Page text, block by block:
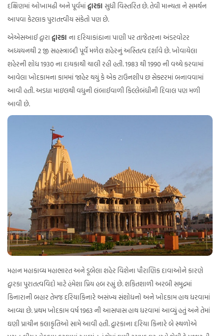
દક્ષિણમાં ઓખામઢી અને પૂર્વમાંદ્વારકા સુધી વિસ્તરિત છે. તેવી માન્યતા ને સમર્થન
આપવા કેટલાક પુરાતત્ત્વીય સંકેતો પણ છે.
એએસઆઈ દ્વારાદ્વારકા ના દરિયાકાંઠાના પાણી પર તાજેતરના અંડરવોટર
અધ્યયનથી 2 જી સહસ્ત્રાબ્દી પૂર્વે મળેલ શહેરનું અસ્તિત્વ દર્શાવે છે. ખોવાયેલા
શહેરની શોધ 1930 ના દાયકાથી ચાલી રહી હતી. 1983 થી 1990 ની વચ્ચે કરવામાં
આવેલા ખોદકામના કામમાં જાહેર થયું કે એક ટાઉનશીપ છ સેક્ટરમાં બનાવવામાં
આવી હતી. અડધા માઇલથી વધુની લંબાઈવાળી કિલ્લેબંધીની દિવાલ પણ મળી
આવી છે.
મહાન મહાકાવ્ય મહાભારત અને ડૂબેલા શહેર વિશેના પૌરાણિક દાવાઓને કારણે
દ્વારકા પુરાતત્વવિદો માટે હંમેશા પ્રિય હબ રહ્યું છે. શકિતશાળી અરબી સમુદ્રમાં
કિનારાની બહાર તેમજ દરિયાકિનારે અસંખ્ય સંશોધનો અને ખોદકામ હાથ ધરવામાં
આવ્યા છે. પ્રથમ ખોદકામ વર્ષ 1963 ની આસપાસ હાથ ધરવામાં આવ્યું હતું અને તેમાં
ઘણી પ્રાચીન કલાકૃતિઓ સામે આવી હતી. દ્વારકાના દરિયા કિનારે બે સ્થળોએ